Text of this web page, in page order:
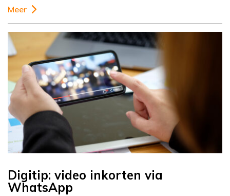
Meer
Digitip: video inkorten via
WhatsApp